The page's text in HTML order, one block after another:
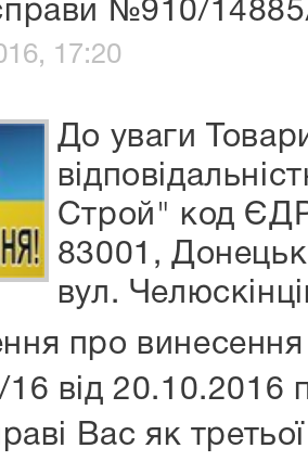
№910/
17:20
До уваги
Строй" код
83001,
вул.
про
від 20.10.2016
Вас як